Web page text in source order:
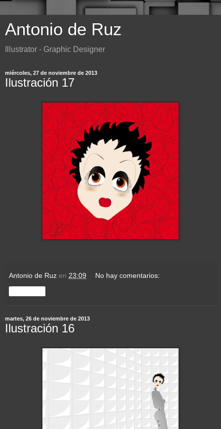
Antonio de Ruz
Illustrator - Graphic Designer
miércoles, 27 de noviembre de 2013
Ilustración 17
Antonio de Ruz en 23:09 No hay comentarios:
martes, 26 de noviembre de 2013
Ilustración 16